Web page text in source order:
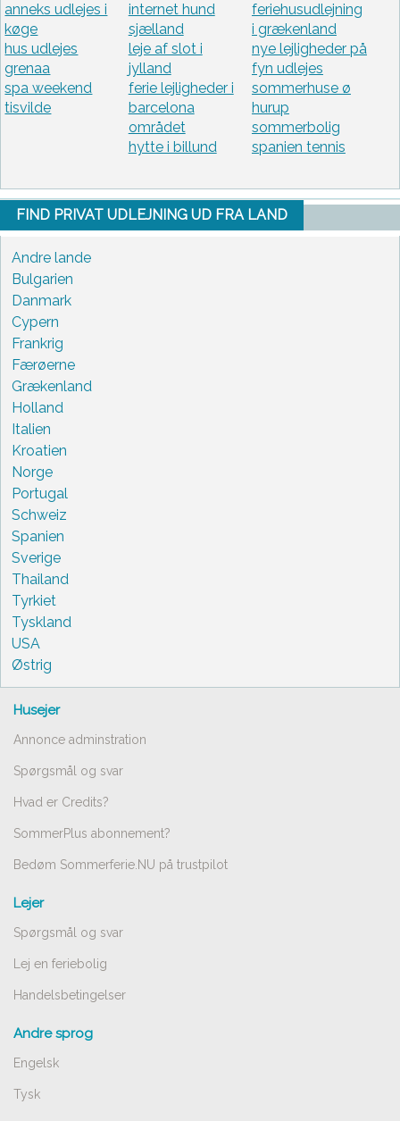
anneks udlejes i
køge
hus udlejes
grenaa
spa weekend
tisvilde
internet hund
sjælland
leje af slot i
jylland
ferie lejligheder i
barcelona
området
hytte i billund
feriehusudlejning
i grækenland
nye lejligheder på
fyn udlejes
sommerhuse ø
hurup
sommerbolig
spanien tennis
FIND PRIVAT UDLEJNING UD FRA LAND
Andre lande
Bulgarien
Danmark
Cypern
Frankrig
Færøerne
Grækenland
Holland
Italien
Kroatien
Norge
Portugal
Schweiz
Spanien
Sverige
Thailand
Tyrkiet
Tyskland
USA
Østrig
Husejer
Annonce adminstration
Spørgsmål og svar
Hvad er Credits?
SommerPlus abonnement?
Bedøm Sommerferie.NU på trustpilot
Lejer
Spørgsmål og svar
Lej en feriebolig
Handelsbetingelser
Andre sprog
Engelsk
Tysk